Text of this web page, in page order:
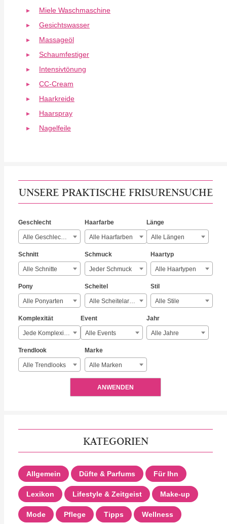
Miele Waschmaschine
Gesichtswasser
Massageöl
Schaumfestiger
Intensivtönung
CC-Cream
Haarkreide
Haarspray
Nagelfeile
UNSERE PRAKTISCHE FRISURENSUCHE
Geschlecht
Alle Geschlechter
Haarfarbe
Alle Haarfarben
Länge
Alle Längen
Schnitt
Alle Schnitte
Schmuck
Jeder Schmuck
Haartyp
Alle Haartypen
Pony
Alle Ponyarten
Scheitel
Alle Scheitelarten
Stil
Alle Stile
Komplexität
Jede Komplexität
Event
Alle Events
Jahr
Alle Jahre
Trendlook
Alle Trendlooks
Marke
Alle Marken
ANWENDEN
KATEGORIEN
Allgemein Düfte & Parfums Für Ihn
Lexikon Lifestyle & Zeitgeist Make-up
Mode Pflege Tipps Wellness